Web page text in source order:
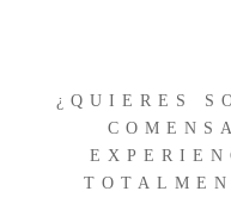
¿QUIERES